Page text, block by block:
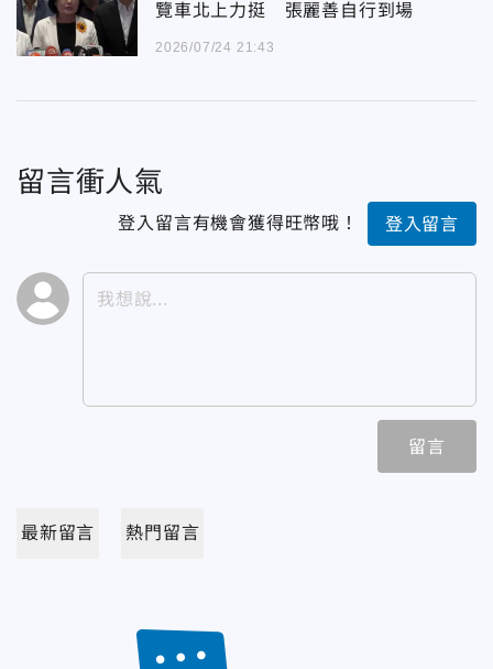
覽車北上力挺 張麗善自行到場
2026/07/24 21:43
留言衝人氣
登入留言有機會獲得旺幣哦！ 登入留言
留言
最新留言 熱門留言